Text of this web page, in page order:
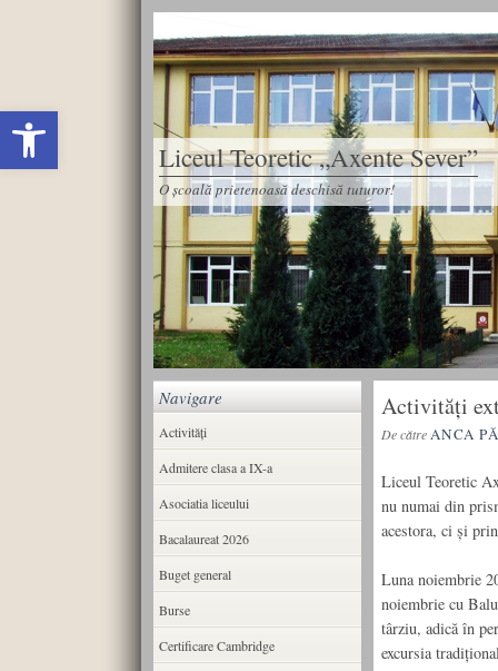
Deschide bara de unelte
Liceul Teoretic „Axente Sever”
O școală prietenoasă deschisă tuturor!
Activități
De cătreANCA
Liceul Teoretic
nu numai din
acestora, ci și
Luna noiembrie
noiembrie cu
târziu, adică în
excursia
Navigare
Activități
Admitere clasa a IX-a
Asociatia liceului
Bacalaureat 2026
Buget general
Burse
Certificare Cambridge